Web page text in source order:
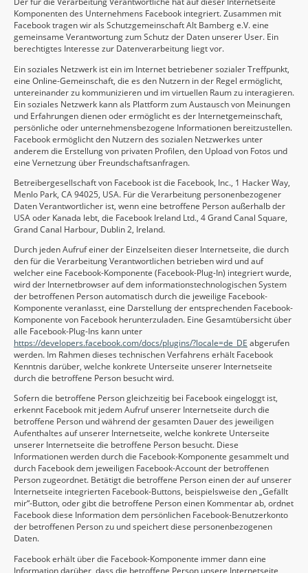
Komponenten des Unternehmens Facebook integriert. Zusammen mit
Facebook tragen wir als Schutzgemeinschaft Alt Bamberg e.V. eine
gemeinsame Verantwortung zum Schutz der Daten unserer User. Ein
berechtigtes Interesse zur Datenverarbeitung liegt vor.
Ein soziales Netzwerk ist ein im Internet betriebener sozialer Treffpunkt,
eine Online-Gemeinschaft, die es den Nutzern in der Regel ermöglicht,
untereinander zu kommunizieren und im virtuellen Raum zu interagieren.
Ein soziales Netzwerk kann als Plattform zum Austausch von Meinungen
und Erfahrungen dienen oder ermöglicht es der Internetgemeinschaft,
persönliche oder unternehmensbezogene Informationen bereitzustellen.
Facebook ermöglicht den Nutzern des sozialen Netzwerkes unter
anderem die Erstellung von privaten Profilen, den Upload von Fotos und
eine Vernetzung über Freundschaftsanfragen.
Betreibergesellschaft von Facebook ist die Facebook, Inc., 1 Hacker Way,
Menlo Park, CA 94025, USA. Für die Verarbeitung personenbezogener
Daten Verantwortlicher ist, wenn eine betroffene Person außerhalb der
USA oder Kanada lebt, die Facebook Ireland Ltd., 4 Grand Canal Square,
Grand Canal Harbour, Dublin 2, Ireland.
Durch jeden Aufruf einer der Einzelseiten dieser Internetseite, die durch
den für die Verarbeitung Verantwortlichen betrieben wird und auf
welcher eine Facebook-Komponente (Facebook-Plug-In) integriert wurde,
wird der Internetbrowser auf dem informationstechnologischen System
der betroffenen Person automatisch durch die jeweilige Facebook-
Komponente veranlasst, eine Darstellung der entsprechenden Facebook-
Komponente von Facebook herunterzuladen. Eine Gesamtübersicht über
alle Facebook-Plug-Ins kann unter
https://developers.facebook.com/docs/plugins/?locale=de_DE abgerufen
werden. Im Rahmen dieses technischen Verfahrens erhält Facebook
Kenntnis darüber, welche konkrete Unterseite unserer Internetseite
durch die betroffene Person besucht wird.
Sofern die betroffene Person gleichzeitig bei Facebook eingeloggt ist,
erkennt Facebook mit jedem Aufruf unserer Internetseite durch die
betroffene Person und während der gesamten Dauer des jeweiligen
Aufenthaltes auf unserer Internetseite, welche konkrete Unterseite
unserer Internetseite die betroffene Person besucht. Diese
Informationen werden durch die Facebook-Komponente gesammelt und
durch Facebook dem jeweiligen Facebook-Account der betroffenen
Person zugeordnet. Betätigt die betroffene Person einen der auf unserer
Internetseite integrierten Facebook-Buttons, beispielsweise den „Gefällt
mir“-Button, oder gibt die betroffene Person einen Kommentar ab, ordnet
Facebook diese Information dem persönlichen Facebook-Benutzerkonto
der betroffenen Person zu und speichert diese personenbezogenen
Daten.
Facebook erhält über die Facebook-Komponente immer dann eine
Information darüber, dass die betroffene Person unsere Internetseite